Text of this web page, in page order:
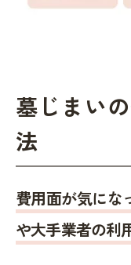
墓じまい
法
費用面が気にな
や大手業者の利